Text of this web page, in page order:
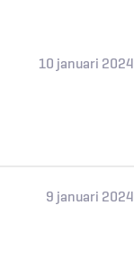
10 januari 2024
9 januari 2024